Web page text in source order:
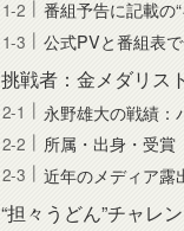
番組予告に記載の
公式PVと番組表
挑戦者：金メダリス
永野雄大の戦績：
所属・出身・受賞
近年のメディア露
“担々うどん”チャレ